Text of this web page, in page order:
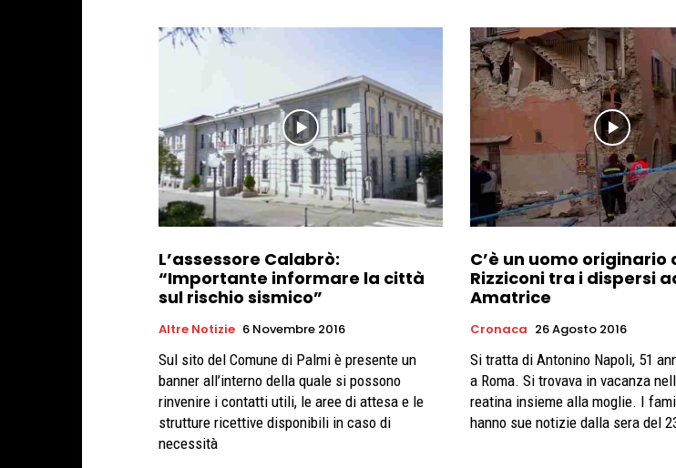
L’assessore Calabrò:
“Importante informare la città
sul rischio sismico”
Altre Notizie 6 Novembre 2016
Sul sito del Comune di Palmi è presente un
banner all’interno della quale si possono
rinvenire i contatti utili, le aree di attesa e le
strutture ricettive disponibili in caso di
necessità
C’è un uomo originario
Rizziconi tra i dispersi
Amatrice
Cronaca 26 Agosto 2016
Si tratta di Antonino Napoli, 51
a Roma. Si trovava in vacanza
reatina insieme alla moglie. I
hanno sue notizie dalla sera del